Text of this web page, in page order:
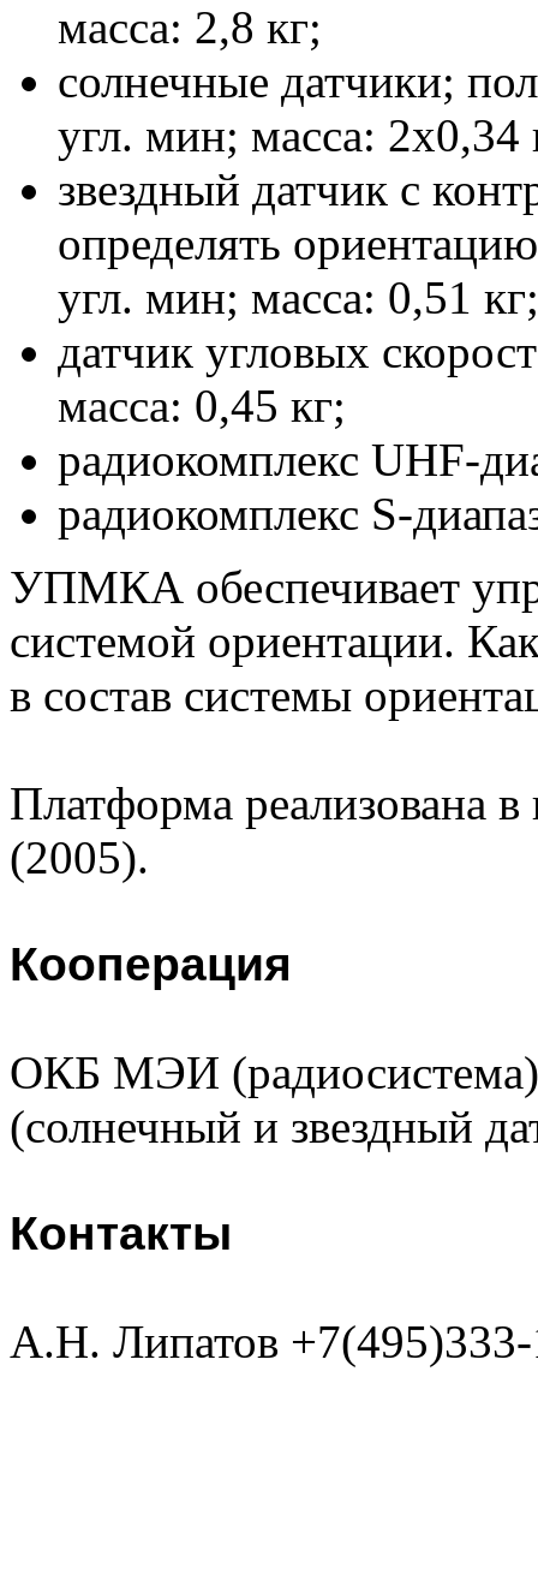
масса: 2,8 кг;
солнечные датчики;
угл. мин; масса: 2х0,34
звездный датчик с
определять
угл. мин; масса: 0,51 кг;
датчик угловых
масса: 0,45 кг;
радиокомплекс UHF-
радиокомплекс S-
УПМКА обеспечивает
системой ориентации.
в состав системы
Платформа реализована
(2005).
Кооперация
ОКБ МЭИ
(солнечный и звездный
Контакты
А.Н. Липатов